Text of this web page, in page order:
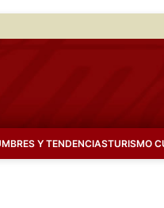
Y TENDENCIASTURISMO